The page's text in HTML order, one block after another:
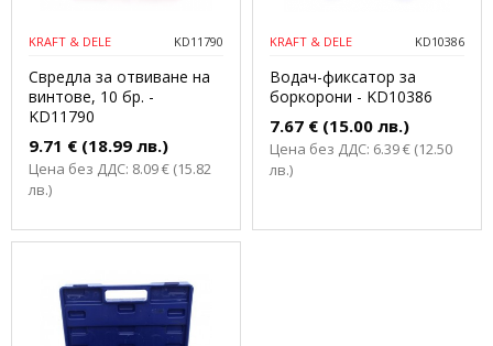
KRAFT & DELE KD11790
Свредла за отвиване на
винтове, 10 бр. -
KD11790
9.71 € (18.99 лв.)
Цена без ДДС: 8.09 € (15.82
лв.)
KRAFT & DELE KD10386
Водач-фиксатор за
боркорони - KD10386
7.67 € (15.00 лв.)
Цена без ДДС: 6.39 € (12.50
лв.)